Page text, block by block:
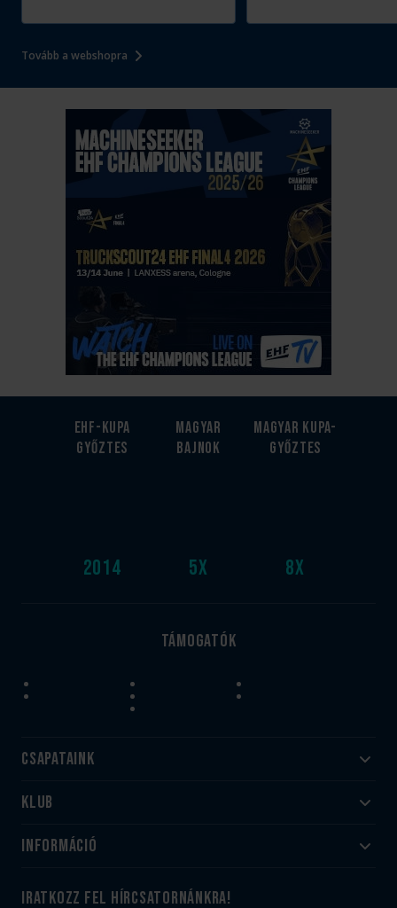
Tovább a webshopra
EHF-Kupa
győztes
2014
Magyar
bajnok
5x
Magyar kupa-
győztes
8x
Támogatók
Csapataink
Felnőtt
Utánpótlás
Klub
#HandballFamily
Információ
Jegy- és bérletvásárlás
iratkozz fel hírcsatornánkra!